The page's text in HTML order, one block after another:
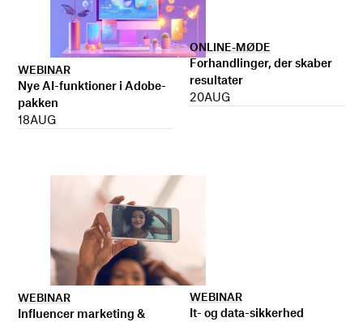
WEBINAR
Nye AI-funktioner i Adobe-
pakken
18AUG
ONLINE-MØDE
Forhandlinger, der skaber
resultater
20AUG
WEBINAR
Influencer marketing &
WEBINAR
It- og data-sikkerhed